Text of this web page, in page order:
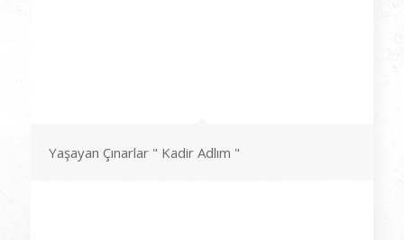
Yaşayan Çınarlar " Kadir Adlım "